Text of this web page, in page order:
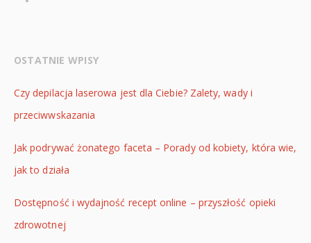
OSTATNIE WPISY
Czy depilacja laserowa jest dla Ciebie? Zalety, wady i
przeciwwskazania
Jak podrywać żonatego faceta – Porady od kobiety, która wie,
jak to działa
Dostępność i wydajność recept online – przyszłość opieki
zdrowotnej